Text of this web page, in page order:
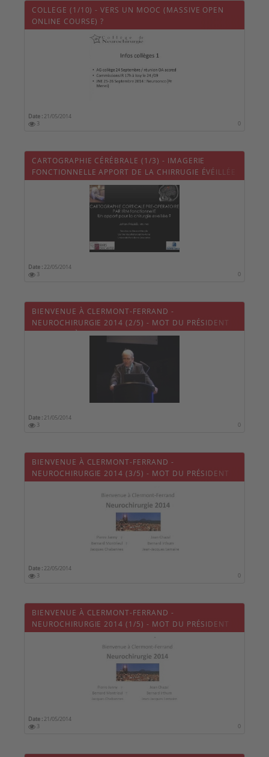
COLLEGE (1/10) - VERS UN MOOC (MASSIVE OPEN
ONLINE COURSE) ?
Date : 21/05/2014
3
0
CARTOGRAPHIE CÉRÉBRALE (1/3) - IMAGERIE
FONCTIONNELLE APPORT DE LA CHIRRUGIE ÉVÉILLÉE
Date : 22/05/2014
3
0
BIENVENUE À CLERMONT-FERRAND -
NEUROCHIRURGIE 2014 (2/5) - MOT DU PRÉSIDENT
DU CONGRÈS
Date : 21/05/2014
3
0
BIENVENUE À CLERMONT-FERRAND -
NEUROCHIRURGIE 2014 (3/5) - MOT DU PRÉSIDENT
DE LA SNCLF
Date : 22/05/2014
3
0
BIENVENUE À CLERMONT-FERRAND -
NEUROCHIRURGIE 2014 (1/5) - MOT DU PRÉSIDENT
DE LA SFNC
Date : 21/05/2014
3
0